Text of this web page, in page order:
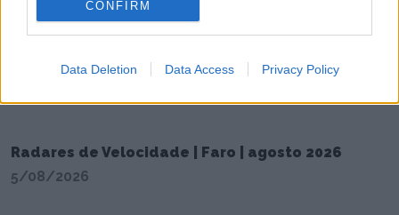
CONFIRM
Data Deletion Data Access Privacy Policy
Radares de Velocidade | Faro | agosto 2026
5/08/2026